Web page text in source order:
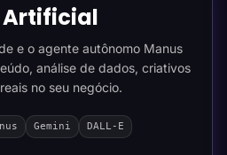
e o agente autônomo Manus
análise de dados, criativos
no seu negócio.
Gemini DALL-E